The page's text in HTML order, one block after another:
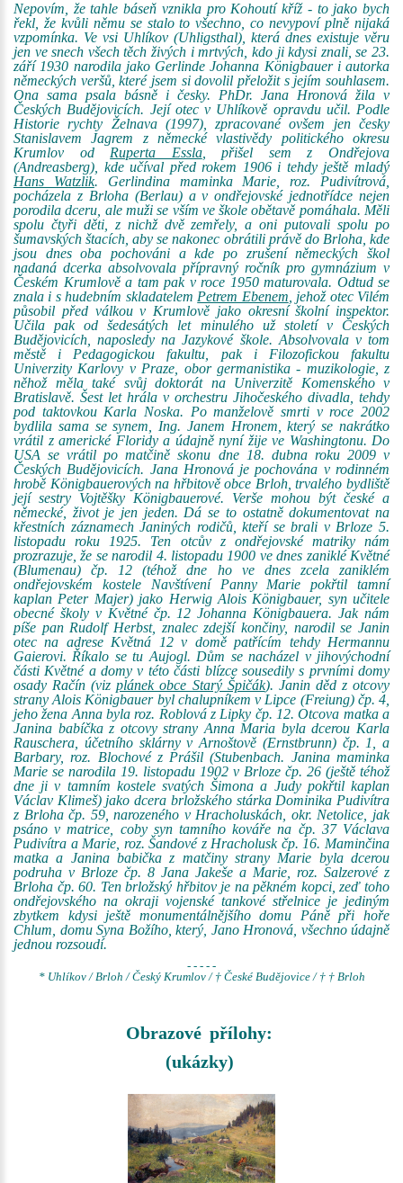
Nepovím, že tahle báseň vznikla pro Kohoutí kříž - to jako bych
řekl, že kvůli němu se stalo to všechno, co nevypoví plně nijaká
vzpomínka. Ve vsi Uhlíkov (Uhligsthal), která dnes existuje věru
jen ve snech všech těch živých i mrtvých, kdo ji kdysi znali, se 23.
září 1930 narodila jako Gerlinde Johanna Königbauer i autorka
německých veršů, které jsem si dovolil přeložit s jejím souhlasem.
Ona sama psala básně i česky. PhDr. Jana Hronová žila v
Českých Budějovicích. Její otec v Uhlíkově opravdu učil. Podle
Historie rychty Želnava (1997), zpracované ovšem jen česky
Stanislavem Jagrem z německé vlastivědy politického okresu
Krumlov od Ruperta Essla, přišel sem z Ondřejova
(Andreasberg), kde učíval před rokem 1906 i tehdy ještě mladý
Hans Watzlik. Gerlindina maminka Marie, roz. Pudivítrová,
pocházela z Brloha (Berlau) a v ondřejovské jednotřídce nejen
porodila dceru, ale muži se vším ve škole obětavě pomáhala. Měli
spolu čtyři děti, z nichž dvě zemřely, a oni putovali spolu po
šumavských štacích, aby se nakonec obrátili právě do Brloha, kde
jsou dnes oba pochováni a kde po zrušení německých škol
nadaná dcerka absolvovala přípravný ročník pro gymnázium v
Českém Krumlově a tam pak v roce 1950 maturovala. Odtud se
znala i s hudebním skladatelem Petrem Ebenem , jehož otec Vilém
působil před válkou v Krumlově jako okresní školní inspektor.
Učila pak od šedesátých let minulého už století v Českých
Budějovicích, naposledy na Jazykové škole. Absolvovala v tom
městě i Pedagogickou fakultu, pak i Filozofickou fakultu
Univerzity Karlovy v Praze, obor germanistika - muzikologie, z
něhož měla také svůj doktorát na Univerzitě Komenského v
Bratislavě. Šest let hrála v orchestru Jihočeského divadla, tehdy
pod taktovkou Karla Noska. Po manželově smrti v roce 2002
bydlila sama se synem, Ing. Janem Hronem, který se nakrátko
vrátil z americké Floridy a údajně nyní žije ve Washingtonu. Do
USA se vrátil po matčině skonu dne 18. dubna roku 2009 v
Českých Budějovicích. Jana Hronová je pochována v rodinném
hrobě Königbauerových na hřbitově obce Brloh, trvalého bydliště
její sestry Vojtěšky Königbauerové. Verše mohou být české a
německé, život je jen jeden. Dá se to ostatně dokumentovat na
křestních záznamech Janiných rodičů, kteří se brali v Brloze 5.
listopadu roku 1925. Ten otcův z ondřejovské matriky nám
prozrazuje, že se narodil 4. listopadu 1900 ve dnes zaniklé Květné
(Blumenau) čp. 12 (téhož dne ho ve dnes zcela zaniklém
ondřejovském kostele Navštívení Panny Marie pokřtil tamní
kaplan Peter Majer) jako Herwig Alois Königbauer, syn učitele
obecné školy v Květné čp. 12 Johanna Königbauera. Jak nám
píše pan Rudolf Herbst, znalec zdejší končiny, narodil se Janin
otec na adrese Květná 12 v domě patřícím tehdy Hermannu
Gaierovi. Říkalo se tu Aujogl. Dům se nacházel v jihovýchodní
části Květné a domy v této části blízce sousedily s prvními domy
osady Račín (vizplánek obce Starý Špičák). Janin děd z otcovy
strany Alois Königbauer byl chalupníkem v Lipce (Freiung) čp. 4,
jeho žena Anna byla roz. Roblová z Lipky čp. 12. Otcova matka a
Janina babíčka z otcovy strany Anna Maria byla dcerou Karla
Rauschera, účetního sklárny v Arnoštově (Ernstbrunn) čp. 1, a
Barbary, roz. Blochové z Prášil (Stubenbach. Janina maminka
Marie se narodila 19. listopadu 1902 v Brloze čp. 26 (ještě téhož
dne ji v tamním kostele svatých Šimona a Judy pokřtil kaplan
Václav Klimeš) jako dcera brložského stárka Dominika Pudivítra
z Brloha čp. 59, narozeného v Hracholuskách, okr. Netolice, jak
psáno v matrice, coby syn tamního kováře na čp. 37 Václava
Pudivítra a Marie, roz. Šandové z Hracholusk čp. 16. Maminčina
matka a Janina babička z matčiny strany Marie byla dcerou
podruha v Brloze čp. 8 Jana Jakeše a Marie, roz. Salzerové z
Brloha čp. 60. Ten brložský hřbitov je na pěkném kopci, zeď toho
ondřejovského na okraji vojenské tankové střelnice je jediným
zbytkem kdysi ještě monumentálnějšího domu Páně při hoře
Chlum, domu Syna Božího, který, Jano Hronová, všechno údajně
jednou rozsoudí.
- - - - -
* Uhlíkov / Brloh / Český Krumlov / † České Budějovice / † † Brloh
Obrazové přílohy:
(ukázky)